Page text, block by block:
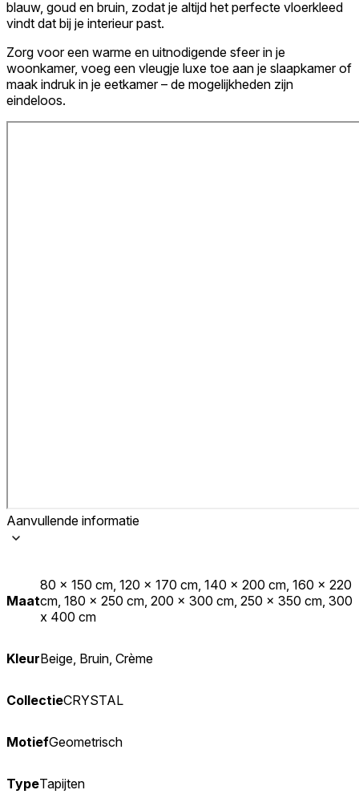
blauw, goud en bruin, zodat je altijd het perfecte vloerkleed
vindt dat bij je interieur past.
Zorg voor een warme en uitnodigende sfeer in je
woonkamer, voeg een vleugje luxe toe aan je slaapkamer of
maak indruk in je eetkamer – de mogelijkheden zijn
eindeloos.
Aanvullende informatie
Maat
80 x 150 cm, 120 x 170 cm, 140 x 200 cm, 160 x 220
cm, 180 x 250 cm, 200 x 300 cm, 250 x 350 cm, 300
x 400 cm
KleurBeige, Bruin, Crème
CollectieCRYSTAL
MotiefGeometrisch
TypeTapijten